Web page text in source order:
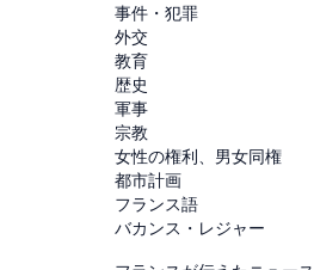
事件・犯罪
外交
教育
歴史
軍事
宗教
女性の権利、男女同権
都市計画
フランス語
バカンス・レジャー